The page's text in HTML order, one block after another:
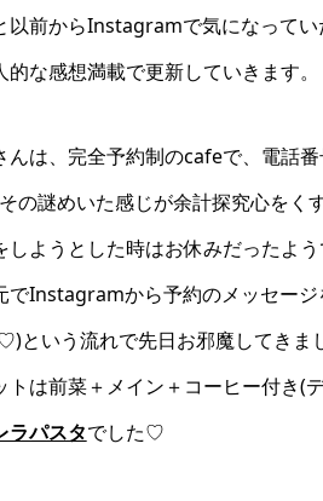
以前からInstagramで気になって
的な感想満載で更新していきます。
んは、完全予約制のcafeで、電話
の謎めいた感じが余計探究心をく
しようとした時はお休みだったよ
でInstagramから予約のメッセー
という流れで先日お邪魔してきま
トは前菜＋メイン＋コーヒー付き(
ラパスタでした♡